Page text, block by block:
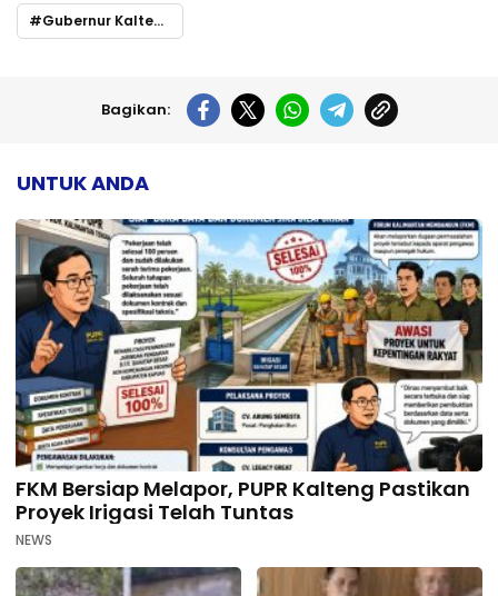
Gubernur Kalteng Tekankan Percepatan Operasional Koperasi Merah Putih
Bagikan:
UNTUK ANDA
FKM Bersiap Melapor, PUPR Kalteng Pastikan
Proyek Irigasi Telah Tuntas
NEWS